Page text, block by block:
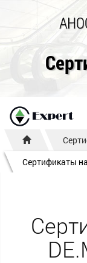
Сертификаты